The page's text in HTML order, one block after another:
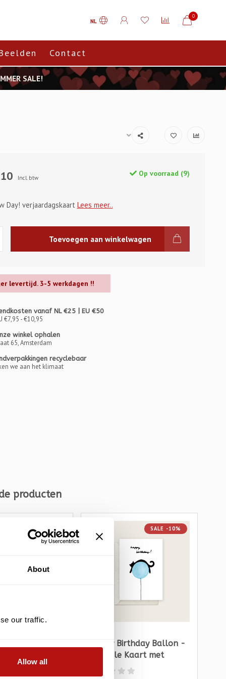
About
our traffic.
Allow all
NL
0
Contact
SALE!
Incl. btw Op voorraad (9)
Day! verjaardagskaart Lees meer..
Toevoegen aan winkelwagen
levertijd. 3-5 werkdagen !!
vanaf NL €25 | EU €50
€7,95 - €10,95
winkel ophalen
65, Amsterdam
recyclebaar
we aan het klimaat
producten
SALE -10% SALE -10%
Happy Birthday Ballon -
Dubbele Kaart met
Enveloppe